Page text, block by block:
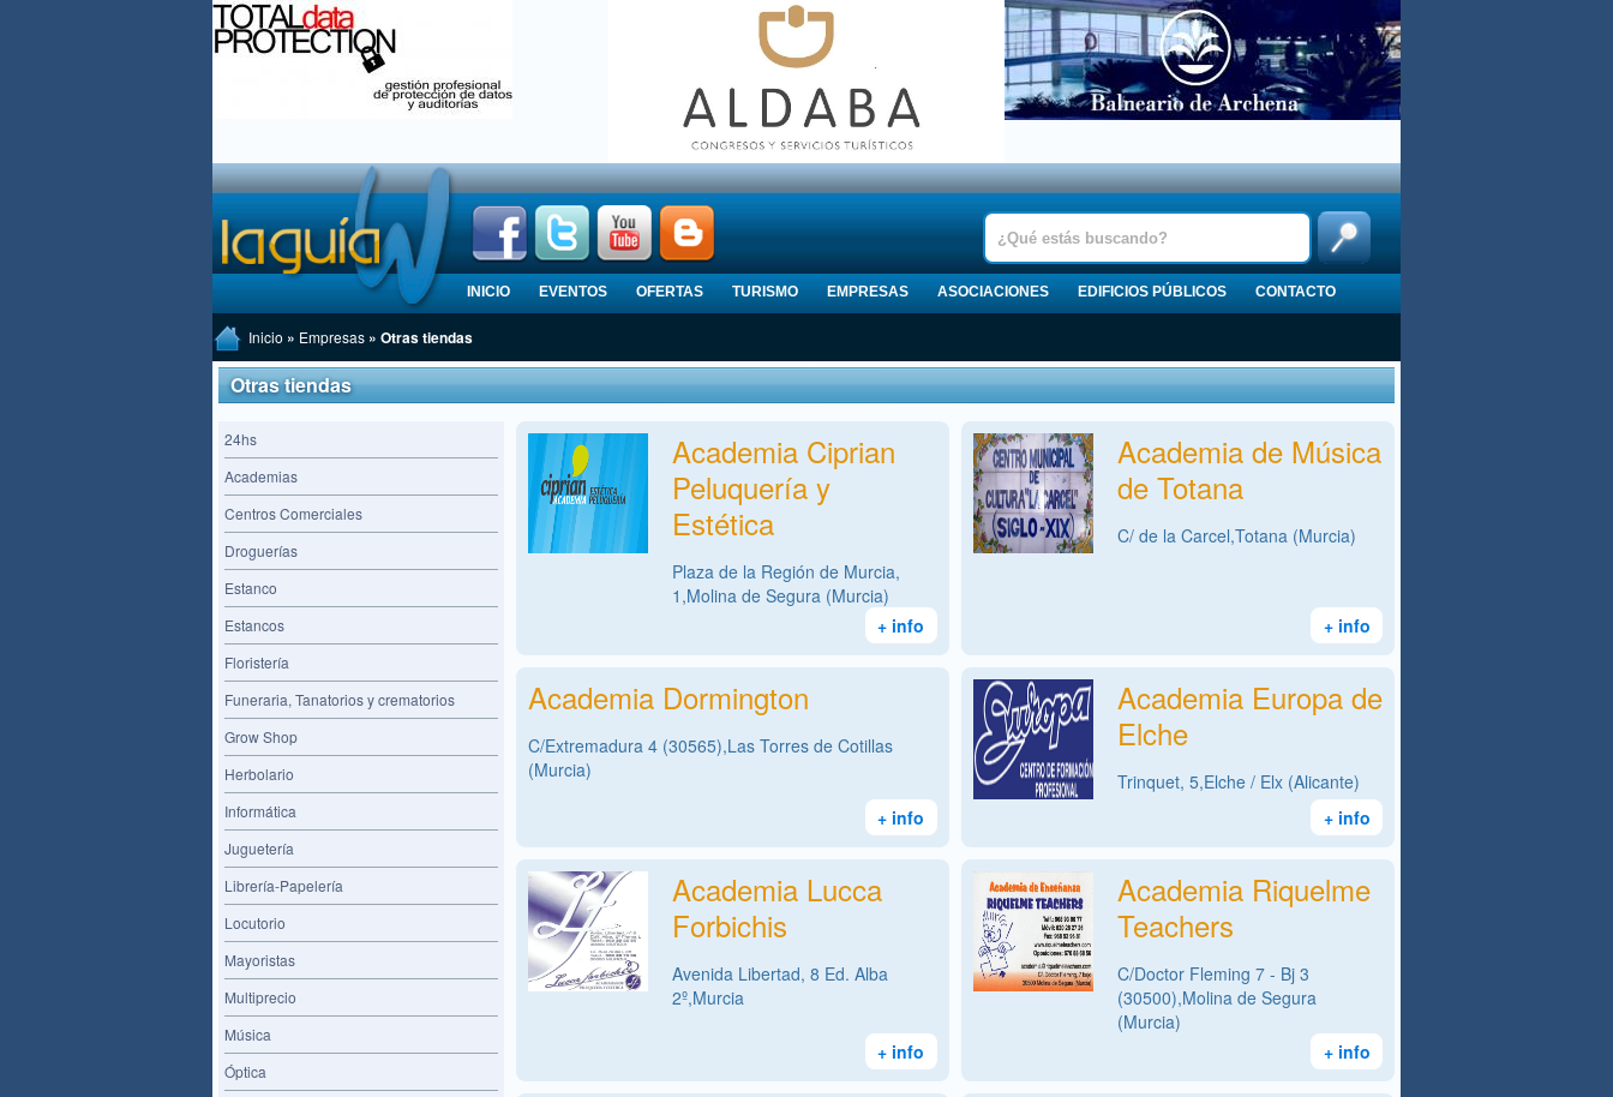
INICIO EVENTOS OFERTAS TURISMO EMPRESAS ASOCIACIONES EDIFICIOS PÚBLICOS CONTACTO
Inicio » Empresas » Otras tiendas
Otras tiendas
Academia Ciprian
Peluquería y
Estética
Plaza de la Región de Murcia,
1,Molina de Segura (Murcia)
+ info
Academia de Música
de Totana
C/ de la Carcel,Totana (Murcia)
+ info
Academia Dormington
C/Extremadura 4 (30565),Las Torres de Cotillas
(Murcia)
+ info
Academia Europa de
Elche
Trinquet, 5,Elche / Elx (Alicante)
+ info
Academia Lucca
Forbichis
Avenida Libertad, 8 Ed. Alba
2º,Murcia
+ info
Academia Riquelme
Teachers
C/Doctor Fleming 7 - Bj 3
(30500),Molina de Segura
(Murcia)
+ info
24hs
Academias
Centros Comerciales
Droguerías
Estanco
Estancos
Floristería
Funeraria, Tanatorios y crematorios
Grow Shop
Herbolario
Informática
Juguetería
Librería-Papelería
Locutorio
Mayoristas
Multiprecio
Música
Óptica